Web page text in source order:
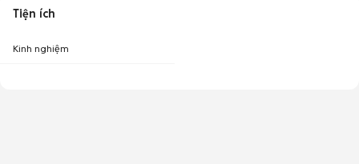
Tiện ích
Kinh nghiệm